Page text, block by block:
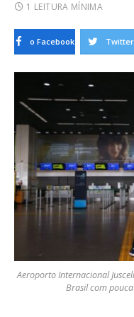
1 LEITURA MÍNIMA
o Facebook Twitter
Aeroporto Internacional
Brasil com